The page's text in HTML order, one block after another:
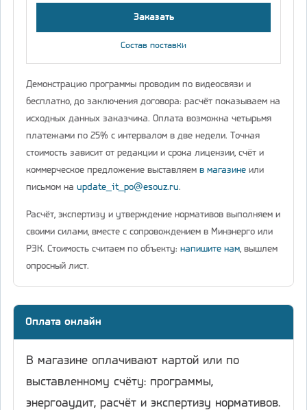
Заказать
Состав поставки
Демонстрацию программы проводим по видеосвязи и
бесплатно, до заключения договора: расчёт показываем на
исходных данных заказчика. Оплата возможна четырьмя
платежами по 25% с интервалом в две недели. Точная
стоимость зависит от редакции и срока лицензии, счёт и
коммерческое предложение выставляем в магазине или
письмом на update_it_po@esouz.ru.
Расчёт, экспертизу и утверждение нормативов выполняем и
своими силами, вместе с сопровождением в Минэнерго или
РЭК. Стоимость считаем по объекту: напишите нам, вышлем
опросный лист.
Оплата онлайн
В магазине оплачивают картой или по
выставленному счёту: программы,
энергоаудит, расчёт и экспертизу нормативов.